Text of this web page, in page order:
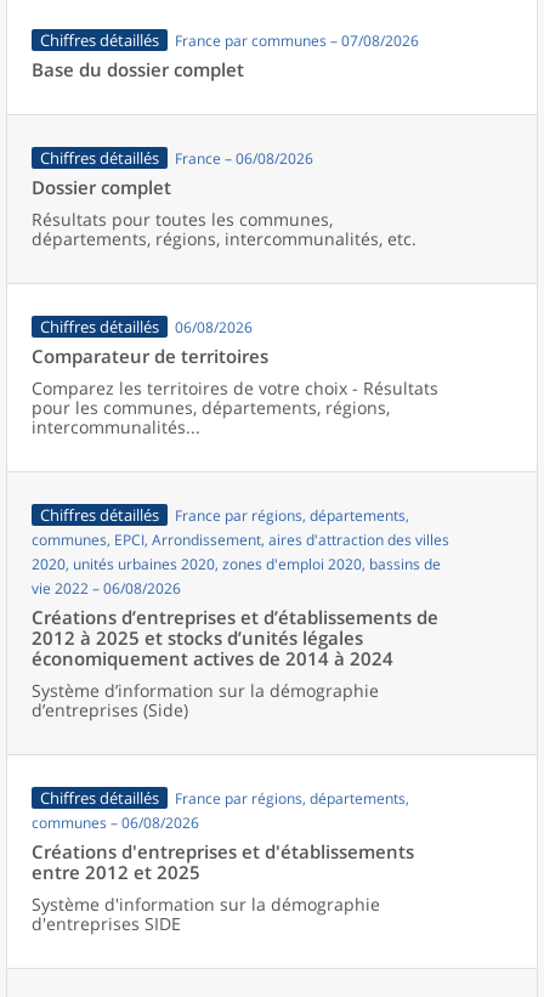
Chiffres détaillés France par communes – 07/08/2026
Base du dossier complet
Chiffres détaillés France – 06/08/2026
Dossier complet
Résultats pour toutes les communes,
départements, régions, intercommunalités, etc.
Chiffres détaillés 06/08/2026
Comparateur de territoires
Comparez les territoires de votre choix - Résultats
pour les communes, départements, régions,
intercommunalités...
Chiffres détaillés
France par régions, départements,
communes, EPCI, Arrondissement, aires d'attraction des villes
2020, unités urbaines 2020, zones d'emploi 2020, bassins de
vie 2022 – 06/08/2026
Créations d’entreprises et d’établissements de
2012 à 2025 et stocks d’unités légales
économiquement actives de 2014 à 2024
Système d’information sur la démographie
d’entreprises (Side)
Chiffres détaillés
France par régions, départements,
communes – 06/08/2026
Créations d'entreprises et d'établissements
entre 2012 et 2025
Système d'information sur la démographie
d'entreprises SIDE